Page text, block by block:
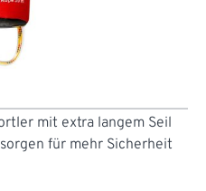
mit extra langem Seil
für mehr Sicherheit